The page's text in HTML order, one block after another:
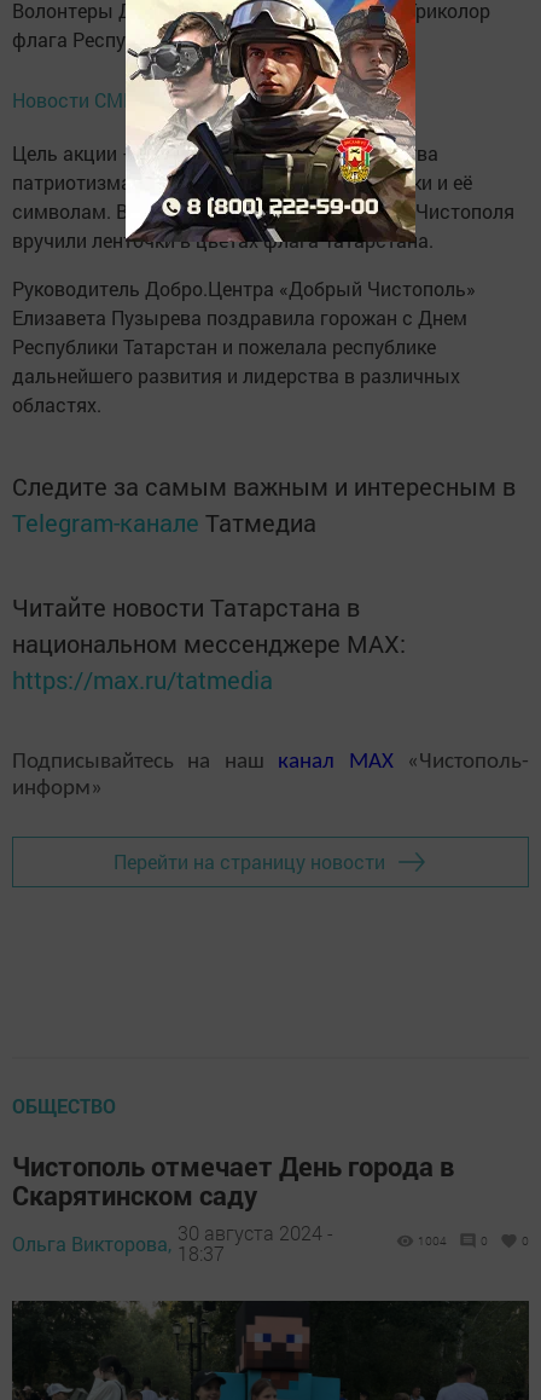
Волонтеры Добро.Центра провели акцию «Триколор
флага Республики Татарстан».
Новости СМИ2
Цель акции – воспитание у молодежи чувства
патриотизма, уважения к истории республики и её
символам. В рамках мероприятия жителям Чистополя
вручили ленточки в цветах флага Татарстана.
Руководитель Добро.Центра «Добрый Чистополь»
Елизавета Пузырева поздравила горожан с Днем
Республики Татарстан и пожелала республике
дальнейшего развития и лидерства в различных
областях.
Следите за самым важным и интересным в
Telegram-канале Татмедиа
Читайте новости Татарстана в
национальном мессенджере MАХ:
https://max.ru/tatmedia
Подписывайтесь на наш канал MAX«Чистополь-
информ»
Перейти на страницу новости
ОБЩЕСТВО
Чистополь отмечает День города в
Скарятинском саду
Ольга Викторова, 30 августа 2024 -
18:37
1004 0 0